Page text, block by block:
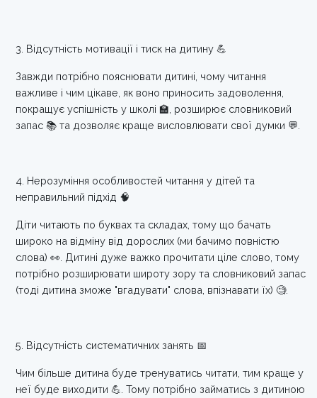
3. Відсутність мотивації і тиск на дитину 💪
Завжди потрібно пояснювати дитині, чому читання
важливе і чим цікаве, як воно приносить задоволення,
покращує успішність у школі 🏫, розширює словниковий
запас 📚 та дозволяє краще висловлювати свої думки 💬.
4. Нерозуміння особливостей читання у дітей та
неправильний підхід 🧠
Діти читають по буквах та складах, тому що бачать
широко на відміну від дорослих (ми бачимо повністю
слова) 👀. Дитині дуже важко прочитати ціле слово, тому
потрібно розширювати широту зору та словниковий запас
(тоді дитина зможе "вгадувати" слова, впізнавати їх) 🧐.
5. Відсутність систематичних занять 📅
Чим більше дитина буде тренуватись читати, тим краще у
неї буде виходити 💪. Тому потрібно займатись з дитиною